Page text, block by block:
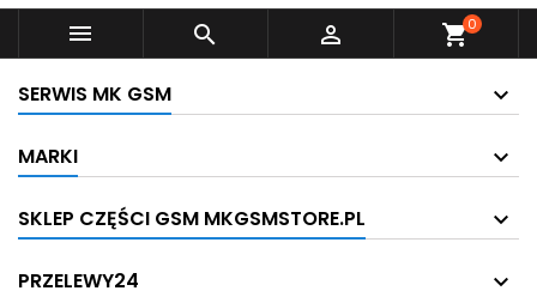
   shopping_cart0
SERWIS MK GSM
MARKI
SKLEP CZĘŚCI GSM MKGSMSTORE.PL
PRZELEWY24